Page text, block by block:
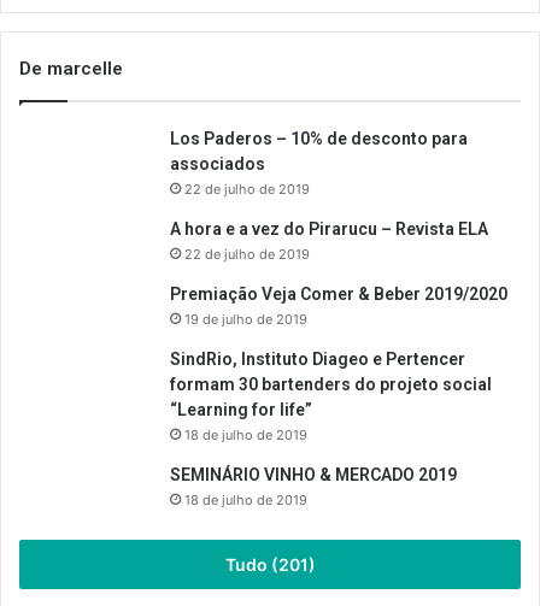
De marcelle
Los Paderos – 10% de desconto para
associados
22 de julho de 2019
A hora e a vez do Pirarucu – Revista ELA
22 de julho de 2019
Premiação Veja Comer & Beber 2019/2020
19 de julho de 2019
SindRio, Instituto Diageo e Pertencer
formam 30 bartenders do projeto social
“Learning for life”
18 de julho de 2019
SEMINÁRIO VINHO & MERCADO 2019
18 de julho de 2019
Tudo (201)